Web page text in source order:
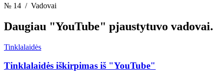
№ 14 / Vadovai
Daugiau "YouTube" pjaustytuvo vadovai.
Tinklalaidės
Tinklalaidės iškirpimas iš "YouTube"